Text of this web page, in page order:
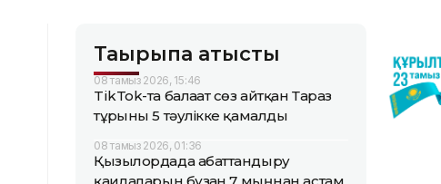
Тақырыпқа қатысты
08 тамыз 2026, 15:46
TikTok-та балағат сөз айтқан Тараз
тұрғыны 5 тәулікке қамалды
08 тамыз 2026, 01:36
Қызылордада абаттандыру